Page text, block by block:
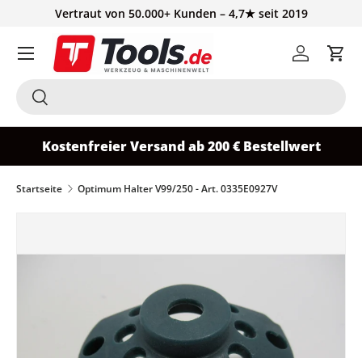
Vertraut von 50.000+ Kunden – 4,7★ seit 2019
Suchen
Suchen
Einloggen
Kostenfreier Versand ab 200 € Bestellwert
Startseite Optimum Halter V99/250 - Art. 0335E0927V